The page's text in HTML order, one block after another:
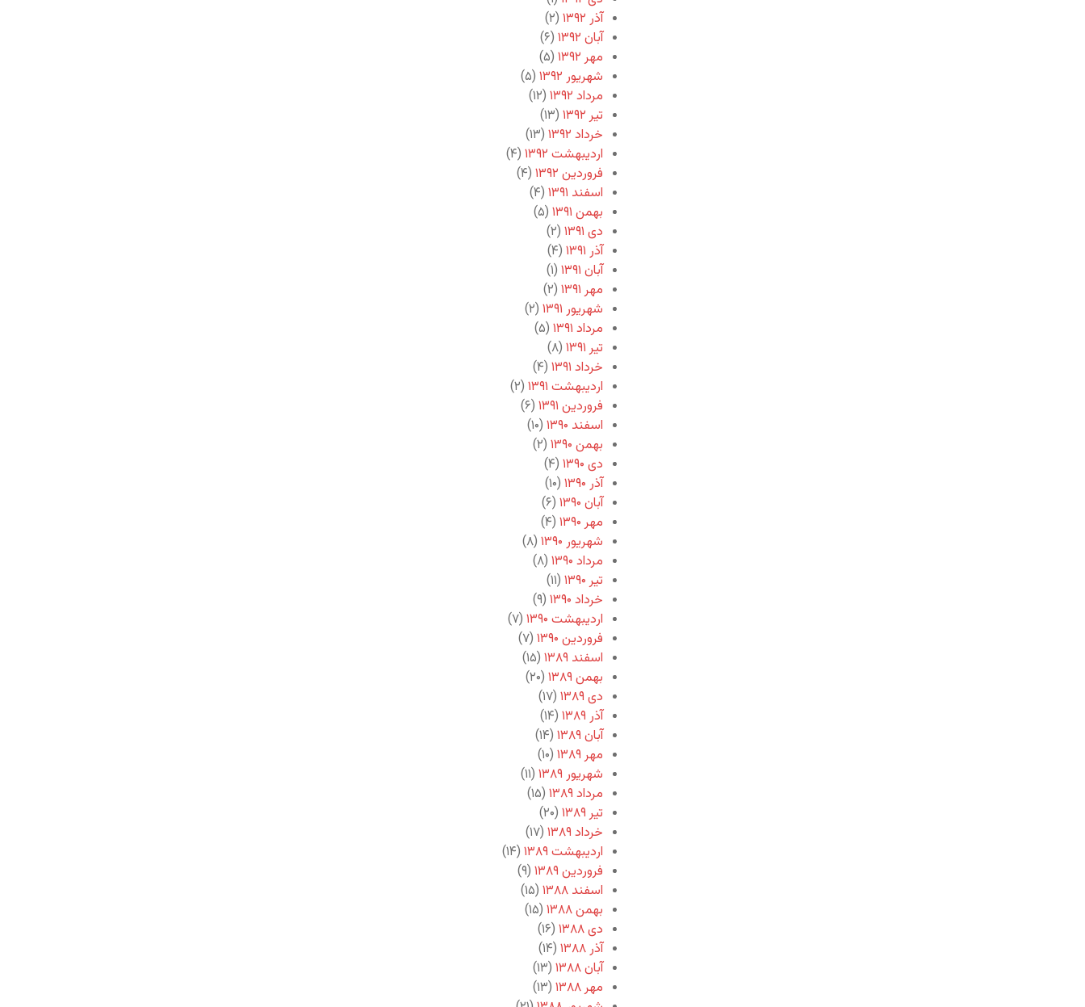
آذر ۱۳۹۲
(۲)
آبان ۱۳۹۲
(۶)
مهر ۱۳۹۲
(۵)
شهریور ۱۳۹۲
(۵)
مرداد ۱۳۹۲
(۱۲)
تیر ۱۳۹۲
(۱۳)
خرداد ۱۳۹۲
(۱۳)
اردیبهشت ۱۳۹۲
(۴)
فروردین ۱۳۹۲
(۴)
اسفند ۱۳۹۱
(۴)
بهمن ۱۳۹۱
(۵)
دی ۱۳۹۱
(۲)
آذر ۱۳۹۱
(۴)
آبان ۱۳۹۱
(۱)
مهر ۱۳۹۱
(۲)
شهریور ۱۳۹۱
(۲)
مرداد ۱۳۹۱
(۵)
تیر ۱۳۹۱
(۸)
خرداد ۱۳۹۱
(۴)
اردیبهشت ۱۳۹۱
(۲)
فروردین ۱۳۹۱
(۶)
اسفند ۱۳۹۰
(۱۰)
بهمن ۱۳۹۰
(۲)
دی ۱۳۹۰
(۴)
آذر ۱۳۹۰
(۱۰)
آبان ۱۳۹۰
(۶)
مهر ۱۳۹۰
(۴)
شهریور ۱۳۹۰
(۸)
مرداد ۱۳۹۰
(۸)
تیر ۱۳۹۰
(۱۱)
خرداد ۱۳۹۰
(۹)
اردیبهشت ۱۳۹۰
(۷)
فروردین ۱۳۹۰
(۷)
اسفند ۱۳۸۹
(۱۵)
بهمن ۱۳۸۹
(۲۰)
دی ۱۳۸۹
(۱۷)
آذر ۱۳۸۹
(۱۴)
آبان ۱۳۸۹
(۱۴)
مهر ۱۳۸۹
(۱۰)
شهریور ۱۳۸۹
(۱۱)
مرداد ۱۳۸۹
(۱۵)
تیر ۱۳۸۹
(۲۰)
خرداد ۱۳۸۹
(۱۷)
اردیبهشت ۱۳۸۹
(۱۴)
فروردین ۱۳۸۹
(۹)
اسفند ۱۳۸۸
(۱۵)
بهمن ۱۳۸۸
(۱۵)
دی ۱۳۸۸
(۱۶)
آذر ۱۳۸۸
(۱۴)
آبان ۱۳۸۸
(۱۳)
مهر ۱۳۸۸
(۱۳)